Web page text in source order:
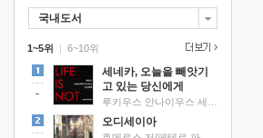
국내도서
1~5위 |
세네카, 오늘을 빼앗기
고 있는 당신에게
오디세이아
6~10위